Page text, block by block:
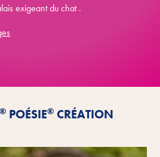
exigeant du chat .
® POÉSIE® CRÉATION